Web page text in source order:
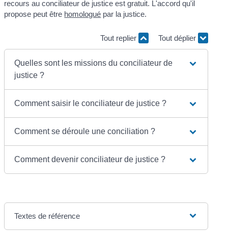
recours au conciliateur de justice est gratuit. L'accord qu'il
propose peut être homologué par la justice.
Tout replier Tout déplier
Quelles sont les missions du conciliateur de
justice ?
Comment saisir le conciliateur de justice ?
Comment se déroule une conciliation ?
Comment devenir conciliateur de justice ?
Textes de référence